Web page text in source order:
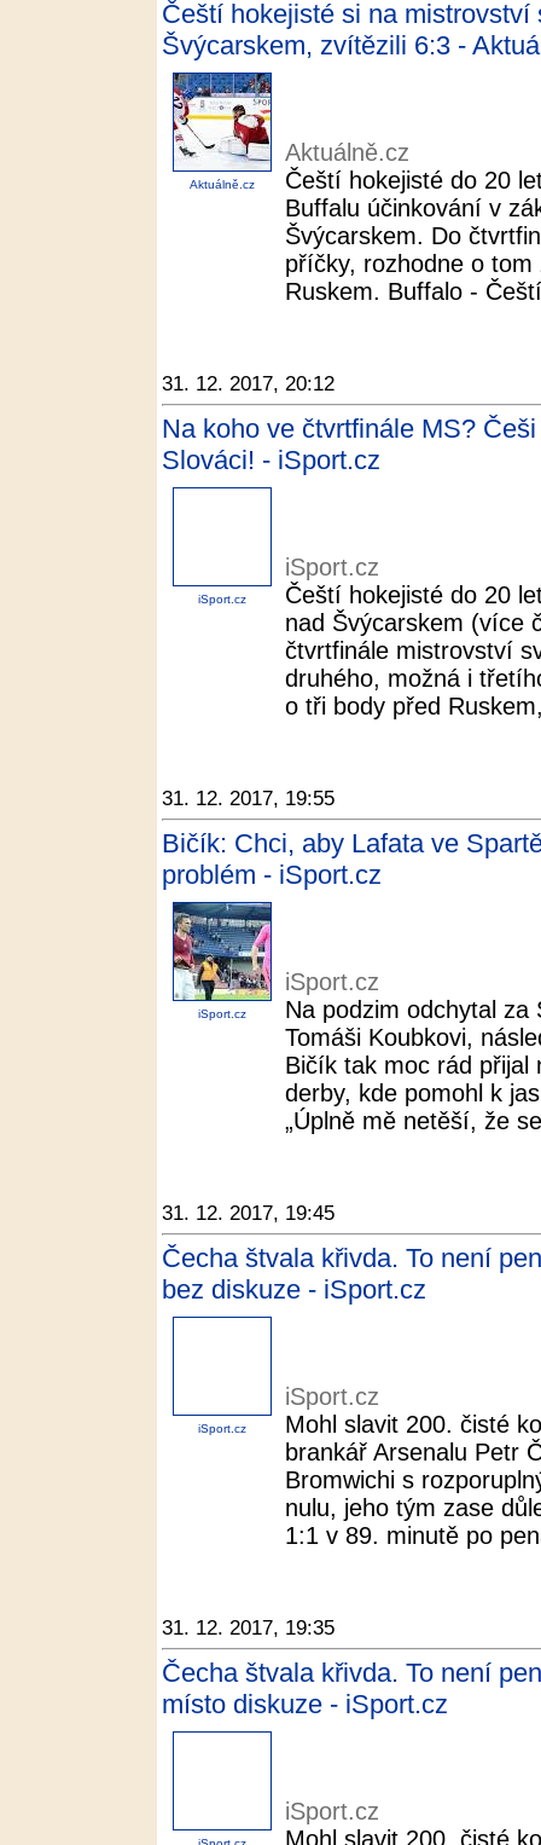
Čeští hokejisté si na
Švýcarskem, zvítězili 6:3 -
Aktuálně.cz
Aktuálně.cz
Čeští hokejisté do 20
Buffalu účinkování v
Švýcarskem. Do
příčky, rozhodne o
Ruskem. Buffalo -
31. 12. 2017, 20:12
Na koho ve čtvrtfinále MS?
Slováci! - iSport.cz
iSport.cz
iSport.cz
Čeští hokejisté do 20
nad Švýcarskem (více
čtvrtfinále mistrovství
druhého, možná i
o tři body před
31. 12. 2017, 19:55
Bičík: Chci, aby Lafata ve
problém - iSport.cz
iSport.cz
iSport.cz
Na podzim odchytal za
Tomáši Koubkovi,
Bičík tak moc rád přijal
derby, kde pomohl k
„Úplně mě netěší, že
31. 12. 2017, 19:45
Čecha štvala křivda. To není
bez diskuze - iSport.cz
iSport.cz
iSport.cz
Mohl slavit 200. čisté
brankář Arsenalu Petr
Bromwichi s
nulu, jeho tým zase
1:1 v 89. minutě po
31. 12. 2017, 19:35
Čecha štvala křivda. To není
místo diskuze - iSport.cz
iSport.cz
Mohl slavit 200. čisté